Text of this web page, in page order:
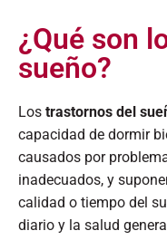
¿Qué son
sueño?
Los trastornos del
capacidad de dormir
causados por
inadecuados, y
calidad o tiempo del
diario y la salud